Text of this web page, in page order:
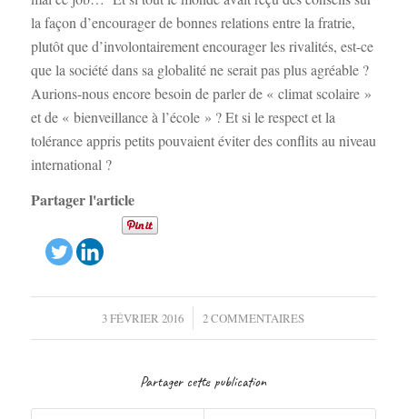
la façon d’encourager de bonnes relations entre la fratrie,
plutôt que d’involontairement encourager les rivalités, est-ce
que la société dans sa globalité ne serait pas plus agréable ?
Aurions-nous encore besoin de parler de « climat scolaire »
et de « bienveillance à l’école » ? Et si le respect et la
tolérance appris petits pouvaient éviter des conflits au niveau
international ?
Partager l'article
3 FÉVRIER 2016
/ 2 COMMENTAIRES
Partager cette publication